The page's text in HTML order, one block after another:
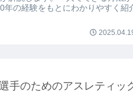
年の経験をもとにわかりやすく紹
手のためのアスレティッ